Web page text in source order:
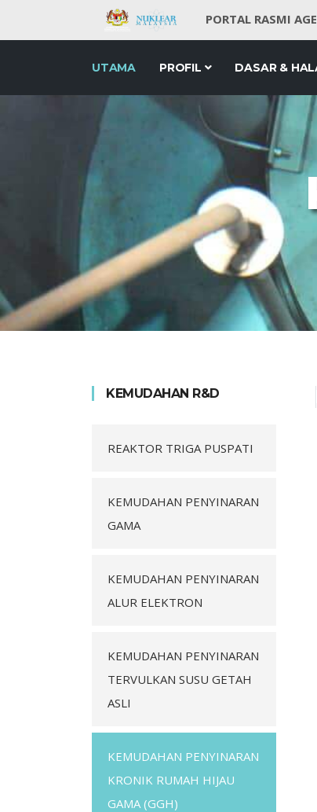
PORTAL RASMI
UTAMA PROFIL DASAR &
KEMUDAHAN R&D
REAKTOR TRIGA PUSPATI
KEMUDAHAN PENYINARAN
GAMA
KEMUDAHAN PENYINARAN
ALUR ELEKTRON
KEMUDAHAN PENYINARAN
TERVULKAN SUSU GETAH
ASLI
KEMUDAHAN PENYINARAN
KRONIK RUMAH HIJAU
GAMA (GGH)